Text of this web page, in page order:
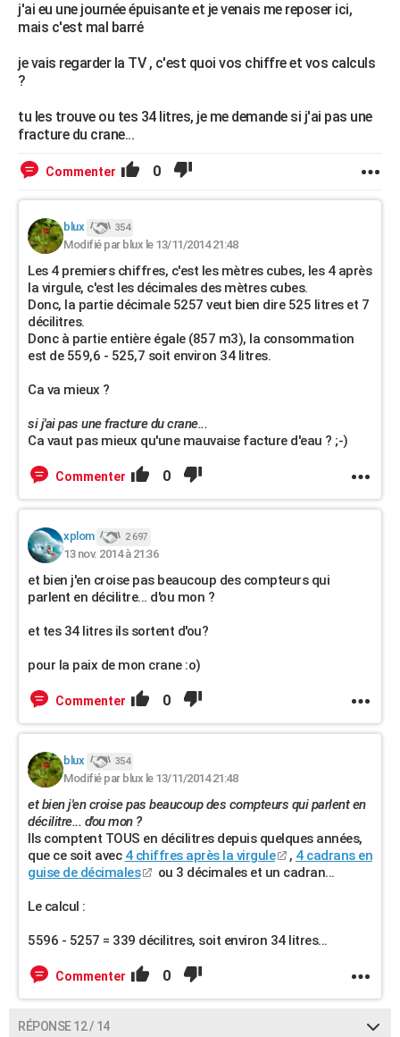
j'ai eu une journée épuisante et je venais me reposer ici,
mais c'est mal barré
je vais regarder la TV , c'est quoi vos chiffre et vos calculs
?
tu les trouve ou tes 34 litres, je me demande si j'ai pas une
fracture du crane...
Commenter 0
blux 354
Modifié par blux le 13/11/2014 21:48
Les 4 premiers chiffres, c'est les mètres cubes, les 4 après
la virgule, c'est les décimales des mètres cubes.
Donc, la partie décimale 5257 veut bien dire 525 litres et 7
décilitres.
Donc à partie entière égale (857 m3), la consommation
est de 559,6 - 525,7 soit environ 34 litres.
Ca va mieux ?
si j'ai pas une fracture du crane...
Ca vaut pas mieux qu'une mauvaise facture d'eau ? ;-)
Commenter 0
xplom 2 697
13 nov. 2014 à 21:36
et bien j'en croise pas beaucoup des compteurs qui
parlent en décilitre... d'ou mon ?
et tes 34 litres ils sortent d'ou?
pour la paix de mon crane :o)
Commenter 0
blux 354
Modifié par blux le 13/11/2014 21:48
et bien j'en croise pas beaucoup des compteurs qui parlent en
décilitre... d'ou mon ?
Ils comptent TOUS en décilitres depuis quelques années,
que ce soit avec 4 chiffres après la virgule , 4 cadrans en
guise de décimales
ou 3 décimales et un cadran...
Le calcul :
5596 - 5257 = 339 décilitres, soit environ 34 litres...
Commenter 0
RÉPONSE 12 / 14